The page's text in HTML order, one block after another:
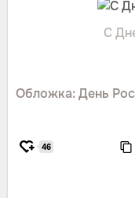
С
Обложка: День
46